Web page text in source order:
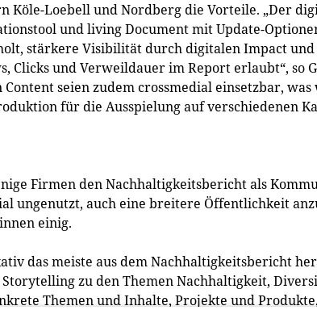
Köle-Loebell und Nordberg die Vorteile. „Der
und living Document mit Update-
stärkere Visibilität durch digitalen Impact und
Clicks und Verweildauer im Report erlaubt“, so
seien zudem crossmedial einsetzbar,
für die Ausspielung auf verschiedenen
Firmen den Nachhaltigkeitsbericht als
ungenutzt, auch eine breitere Öffentlichkeit
einig.
das meiste aus dem Nachhaltigkeitsbericht
zu den Themen Nachhaltigkeit,
Themen und Inhalte, Projekte und